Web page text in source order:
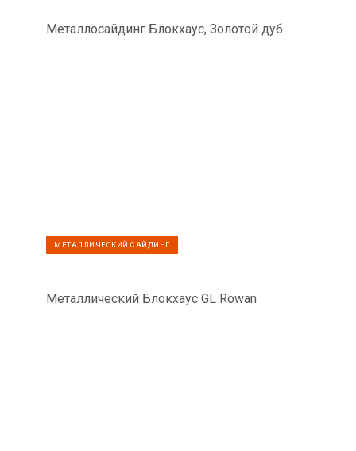
Металлосайдинг Блокхаус, Золотой дуб
МЕТАЛЛИЧЕСКИЙ САЙДИНГ
Металлический Блокхаус GL Rowan